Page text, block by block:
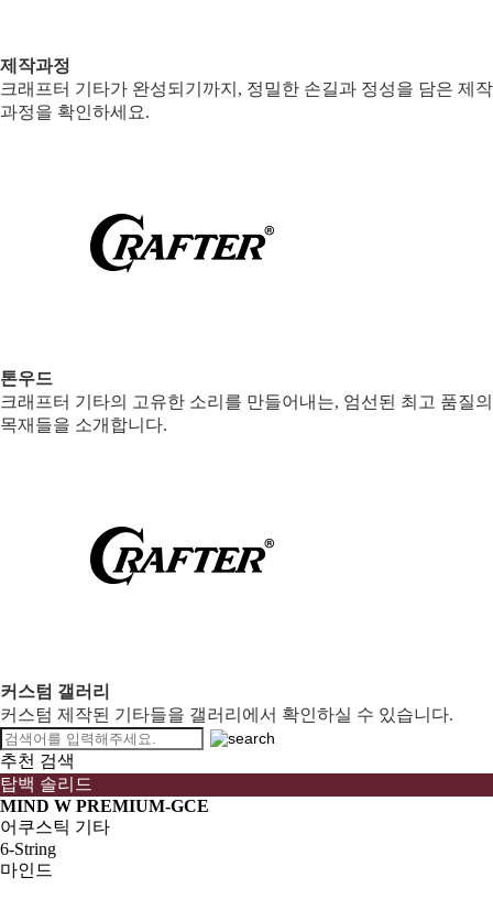
제작과정
크래프터 기타가 완성되기까지, 정밀한 손길과 정성을 담은 제작
과정을 확인하세요.
톤우드
크래프터 기타의 고유한 소리를 만들어내는, 엄선된 최고 품질의
목재들을 소개합니다.
커스텀 갤러리
커스텀 제작된 기타들을 갤러리에서 확인하실 수 있습니다.
추천 검색
탑백 솔리드
MIND W PREMIUM-GCE
어쿠스틱 기타
6-String
마인드